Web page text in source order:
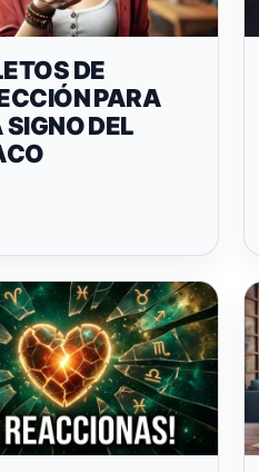
DE
PARA
DEL